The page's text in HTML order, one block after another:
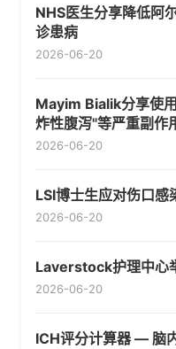
NHS医生分享降低阿
诊患病
2026-06-20
Mayim Bialik分享使
炸性腹泻"等严重副作
2026-06-20
LSI博士生应对伤口感
2026-06-20
Laverstock护理中心
2026-06-20
ICH评分计算器 — 脑